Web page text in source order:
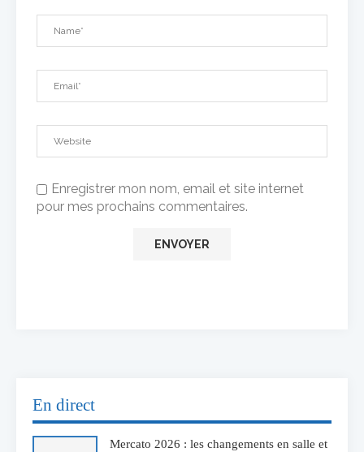
Enregistrer mon nom, email et site internet
pour mes prochains commentaires.
En direct
Mercato 2026 : les changements en salle et